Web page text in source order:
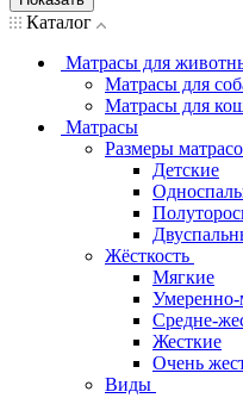
Каталог
Матрасы для
Матрасы для
Матрасы для
Матрасы
Размеры
Детские
Жёсткость
Мягкие
Умеренно-
Средне-
Жесткие
Очень
Виды